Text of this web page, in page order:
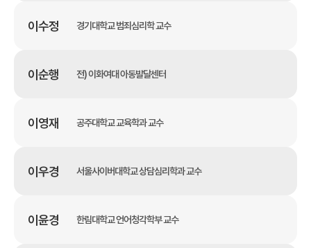
이수정 경기대학교 범죄심리학 교수
이순행 전) 이화여대 아동발달센터
이영재 공주대학교 교육학과 교수
이우경 서울사이버대학교 상담심리학과 교수
이윤경 한림대학교 언어청각학부 교수